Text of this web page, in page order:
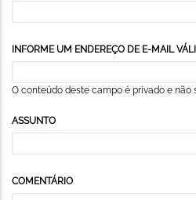
INFORME UM ENDEREÇO DE E-MAIL
O conteúdo deste campo é privado e não
ASSUNTO
COMENTÁRIO